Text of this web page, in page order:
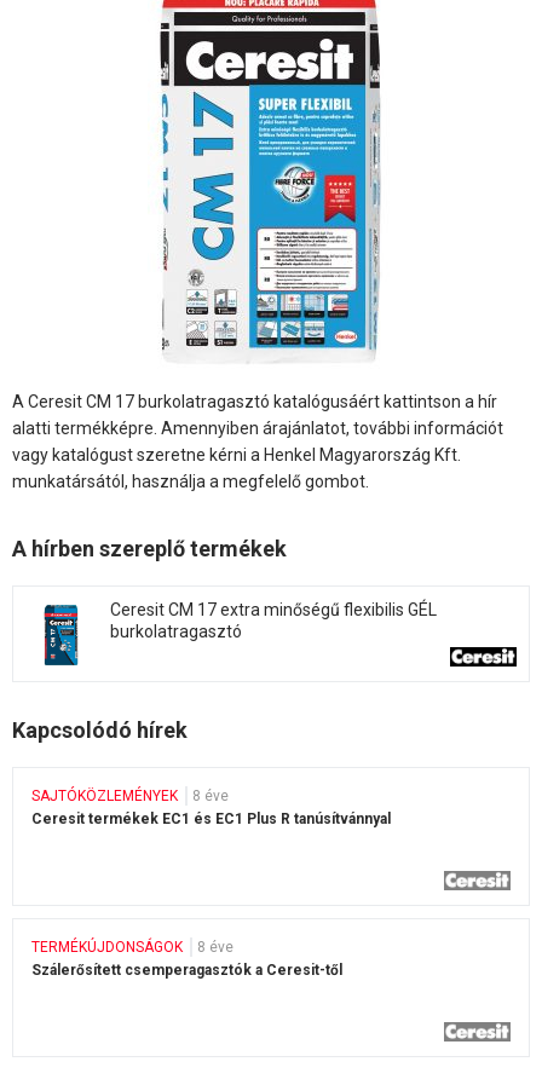
A Ceresit CM 17 burkolatragasztó katalógusáért kattintson a hír
alatti termékképre. Amennyiben árajánlatot, további információt
vagy katalógust szeretne kérni a Henkel Magyarország Kft.
munkatársától, használja a megfelelő gombot.
A hírben szereplő termékek
Ceresit CM 17 extra minőségű flexibilis GÉL
burkolatragasztó
Kapcsolódó hírek
SAJTÓKÖZLEMÉNYEK
8 éve
Ceresit termékek EC1 és EC1 Plus R tanúsítvánnyal
TERMÉKÚJDONSÁGOK
8 éve
Szálerősített csemperagasztók a Ceresit-től